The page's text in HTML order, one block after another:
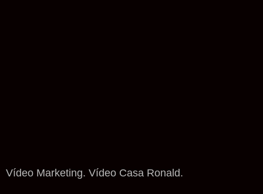
Vídeo Marketing. Vídeo Casa Ronald.